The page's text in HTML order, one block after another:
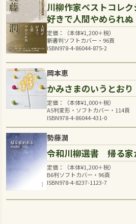
川柳作家ベストコレ
好きで人間やめられぬ
定価：（本体¥1,200＋税）
新書判ソフトカバー・96頁
ISBN978-4-86044-875-2
岡本恵
かみさまのいうとおり
定価：（本体¥1,000＋税）
A5判変形・ソフトカバー・114頁
ISBN978-4-86044-431-0
勢藤潤
令和川柳選書 帰る家
定価：（本体¥1,200＋税）
B6判ソフトカバー・96頁
ISBN978-4-8237-1123-7